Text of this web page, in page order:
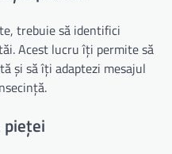
trebuie să identifici
Acest lucru îți permite să
și să îți adaptezi mesajul
pieței